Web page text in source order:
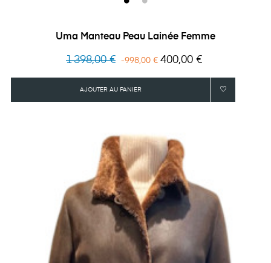
Uma Manteau Peau Lainée Femme
Prix
1 398,00 € -998,00 € Prix
400,00 €
AJOUTER AU PANIER